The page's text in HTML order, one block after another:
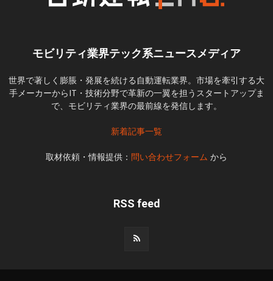
モビリティ業界テック系ニュースメディア
世界で著しく膨脹・発展を続ける自動運転業界。市場を牽引する大
手メーカーからIT・技術分野で革新の一翼を担うスタートアップま
で、モビリティ業界の最前線を発信します。
新着記事一覧
取材依頼・情報提供： 問い合わせフォーム から
RSS feed